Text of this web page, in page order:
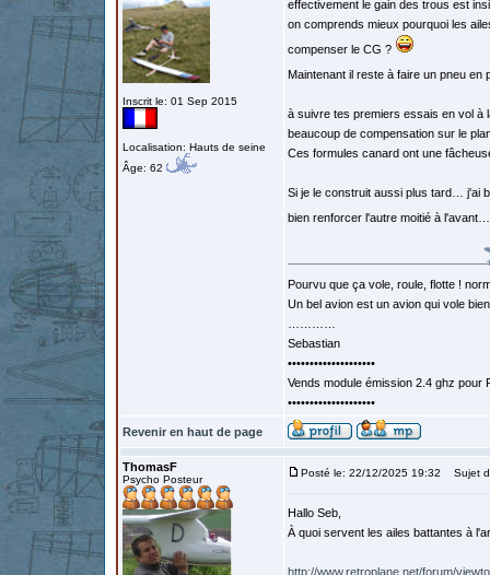
Inscrit le: 01 Sep 2015
Localisation: Hauts de seine
Âge: 62
effectivement le gain des trous est
on comprends mieux pourquoi les
compenser le CG ?
Maintenant il reste à faire un pneu en
à suivre tes premiers essais en vol à
beaucoup de compensation sur le
Ces formules canard ont une
Si je le construit aussi plus tard… j'ai
bien renforcer l'autre moitié à
Pourvu que ça vole, roule, flotte !
Un bel avion est un avion qui vole
Sebastian
••••••••••••••••••••
Vends module émission 2.4 ghz
••••••••••••••••••••
Revenir en haut de page
ThomasF
Psycho Posteur
Posté le: 22/12/2025 19:32 Sujet
Hallo Seb,
À quoi servent les ailes battantes à
http://www.retroplane.net/forum/